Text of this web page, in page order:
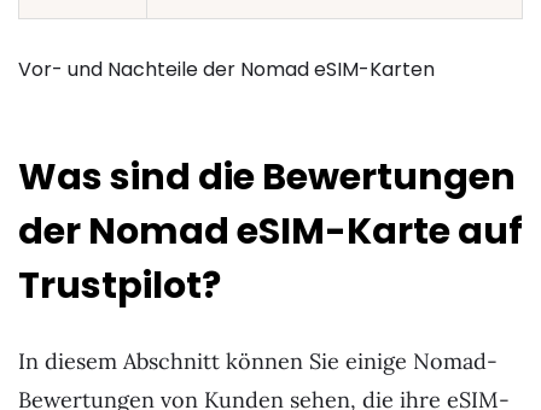
Vor- und Nachteile der Nomad eSIM-Karten
Was sind die Bewertungen
der Nomad eSIM-Karte auf
Trustpilot?
In diesem Abschnitt können Sie einige Nomad-
Bewertungen von Kunden sehen, die ihre eSIM-